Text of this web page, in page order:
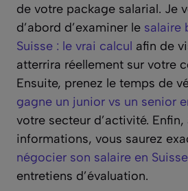
de votre package salarial. Je
d’abord d’examiner le salaire
Suisse : le vrai calcul afin de
atterrira réellement sur votre
Ensuite, prenez le temps de
gagne un junior vs un senior
votre secteur d’activité.
informations, vous saurez
négocier son salaire en Suisse
entretiens d’évaluation.